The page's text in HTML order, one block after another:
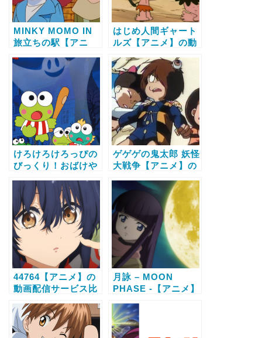
MINKY MOMO IN
旅立ちの駅【アニ
ビス比較と無料で全
話視聴する方法
はじめ人間ギャート
ルズ【アニメ】の動
と無料で全話視聴す
る方法
けろけろけろっぴの
びっくり！おばけや
画配信サービス比較
と無料で全話視聴す
る方法
ゲゲゲの鬼太郎 妖怪
大戦争【アニメ】の
較と無料で全話視聴
する方法
44764【アニメ】の
動画配信サービス比
する方法
月詠 – MOON
PHASE -【アニメ】
比較と無料で全話視
聴する方法